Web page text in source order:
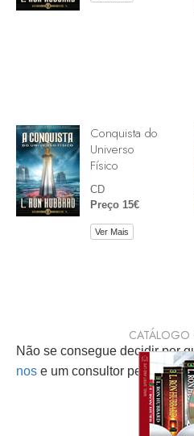
Conquista do
Universo
Físico
CD
Preço 15€
Ver Mais
Não se consegue decidir por
nos e um consultor pessoal
CATÁLOGO